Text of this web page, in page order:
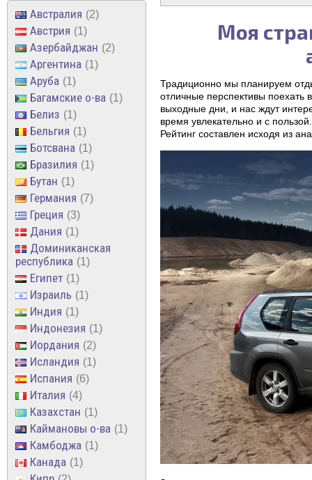
Австралия 2
Австрия 1
Азербайджан 2
Аргентина 1
Аруба 1
Багамские о-ва 1
Белиз 1
Бельгия 1
Ботсвана 1
Бразилия 1
Бутан 1
Германия 7
Греция 3
Дания 1
Доминиканская
республика
1
Египет 1
Израиль 1
Индия 1
Индонезия 1
Иордания 2
Исландия 1
Испания 6
Италия 4
Казахстан 1
Каймановы о-ва 1
Камбоджа 1
Канада 1
Моя
Традиционно мы планируем
отличные перспективы поехать
выходные дни, и нас ждут
время увлекательно и с
Рейтинг составлен исходя из